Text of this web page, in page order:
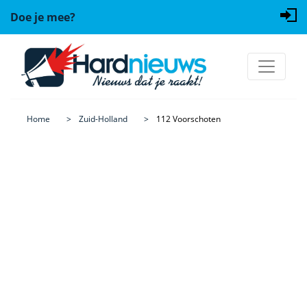
Doe je mee?
Home Zuid-Holland 112 Voorschoten